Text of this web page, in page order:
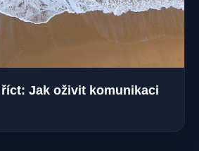
říct: Jak oživit komunikaci